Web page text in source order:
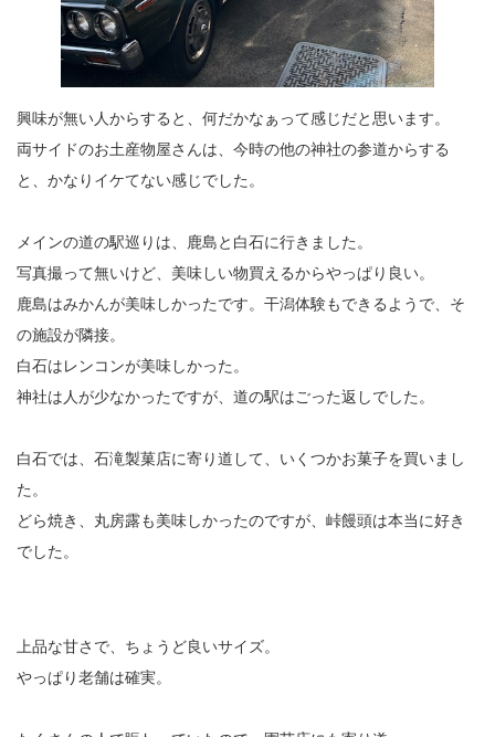
興味が無い人からすると、何だかなぁって感じだと思います。
両サイドのお土産物屋さんは、今時の他の神社の参道からする
と、かなりイケてない感じでした。
メインの道の駅巡りは、鹿島と白石に行きました。
写真撮って無いけど、美味しい物買えるからやっぱり良い。
鹿島はみかんが美味しかったです。干潟体験もできるようで、そ
の施設が隣接。
白石はレンコンが美味しかった。
神社は人が少なかったですが、道の駅はごった返しでした。
白石では、石滝製菓店に寄り道して、いくつかお菓子を買いまし
た。
どら焼き、丸房露も美味しかったのですが、峠饅頭は本当に好き
でした。
上品な甘さで、ちょうど良いサイズ。
やっぱり老舗は確実。